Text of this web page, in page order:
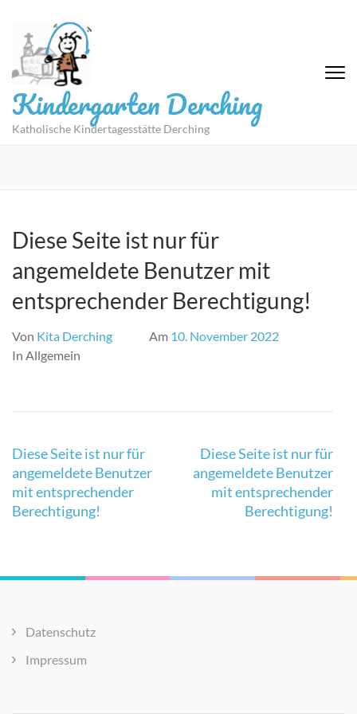
springen
(Eingabetaste
drücken)
Kindergarten Derching
Katholische Kindertagesstätte Derching
Diese Seite ist nur für
angemeldete Benutzer mit
entsprechender Berechtigung!
Von Kita Derching Am 10. November 2022
In Allgemein
Beitragsnavigation
Diese Seite ist nur für
angemeldete Benutzer
mit entsprechender
Berechtigung!
Diese Seite ist nur für
angemeldete Benutzer
mit entsprechender
Berechtigung!
Datenschutz
Impressum